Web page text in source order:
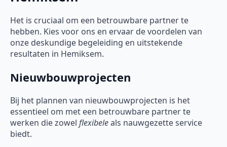
Het is cruciaal om een betrouwbare partner te
hebben. Kies voor ons en ervaar de voordelen van
onze deskundige begeleiding en uitstekende
resultaten in Hemiksem.
Nieuwbouwprojecten
Bij het plannen van nieuwbouwprojecten is het
essentieel om met een betrouwbare partner te
werken die zowel flexibeleals nauwgezette service
biedt.